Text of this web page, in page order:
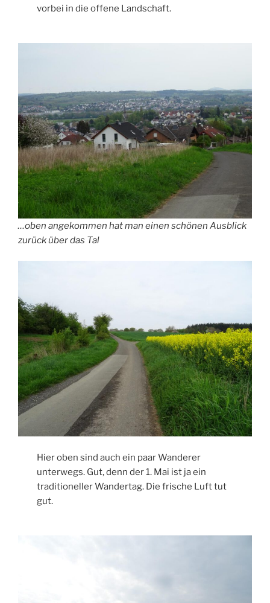
vorbei in die offene Landschaft.
…oben angekommen hat man einen schönen Ausblick
zurück über das Tal
Hier oben sind auch ein paar Wanderer
unterwegs. Gut, denn der 1. Mai ist ja ein
traditioneller Wandertag. Die frische Luft tut
gut.